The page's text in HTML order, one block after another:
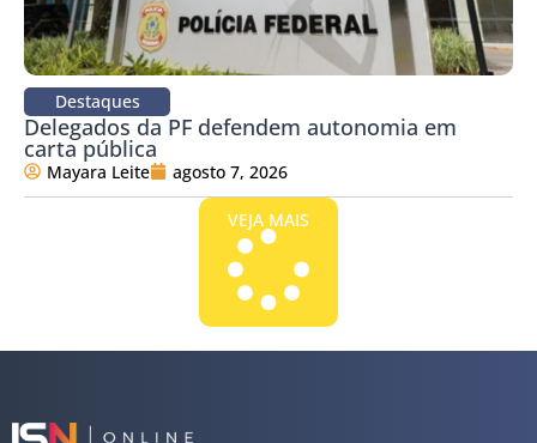
Destaques
Delegados da PF defendem autonomia em
carta pública
Mayara Leite agosto 7, 2026
VEJA MAIS